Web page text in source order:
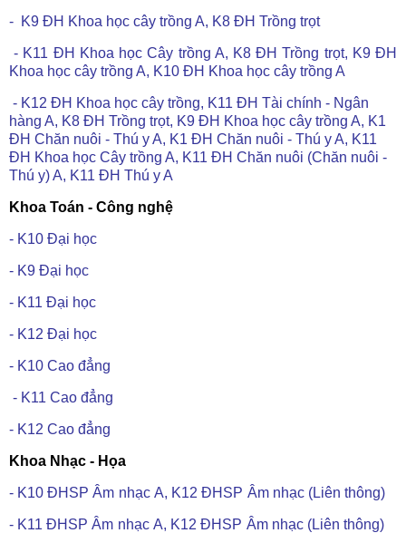
- K9 ĐH Khoa học cây trồng A, K8 ĐH Trồng trọt
- K11 ĐH Khoa học Cây trồng A, K8 ĐH Trồng trọt, K9 ĐH
Khoa học cây trồng A, K10 ĐH Khoa học cây trồng A
- K12 ĐH Khoa học cây trồng, K11 ĐH Tài chính - Ngân
hàng A, K8 ĐH Trồng trọt, K9 ĐH Khoa học cây trồng A, K1
ĐH Chăn nuôi - Thú y A, K1 ĐH Chăn nuôi - Thú y A, K11
ĐH Khoa học Cây trồng A, K11 ĐH Chăn nuôi (Chăn nuôi -
Thú y) A, K11 ĐH Thú y A
Khoa Toán - Công nghệ
- K10 Đại học
- K9 Đại học
- K11 Đại học
- K12 Đại học
- K10 Cao đẳng
- K11 Cao đẳng
- K12 Cao đẳng
Khoa Nhạc - Họa
- K10 ĐHSP Âm nhạc A, K12 ĐHSP Âm nhạc (Liên thông)
- K11 ĐHSP Âm nhạc A, K12 ĐHSP Âm nhạc (Liên thông)